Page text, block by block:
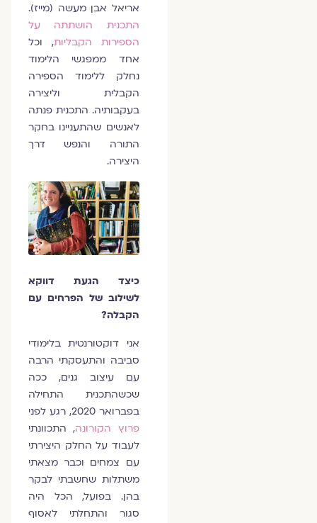
אריאל אבן מעשה (מייז).
התכנית הושתתה על
הספירות הקבליות, וכל
אחד ממפגשי הלימוד
נחלק ללימוד הספירה
הקבלית וליצירה
בעקבותיה. התכנית פנתה
לאנשים שהתעניינו בחקר
התורה והנפש דרך
היצירה.
כיצד הגעת דווקא
לשילוב של הפרחים עם
הקבלה?
אני דוקטורנטית בלימודי
סביבה והתעסקתי הרבה
עם עיצוב גנים, ככה
שכשהתכנית התחילה
בפברואר 2020, רגע לפני
פרוץ הקורונה, התכוונתי
לעבוד על החלק היצירתי
עם צמחים וכבר מצאתי
משתלות שחשבתי לבקר
בהן. בפועל, הכל היה
סגור והתחלתי לאסוף